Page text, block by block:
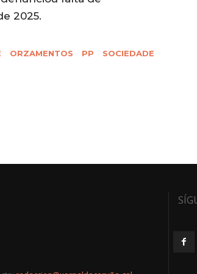
2025.
ORZAMENTOS PP SOCIEDADE